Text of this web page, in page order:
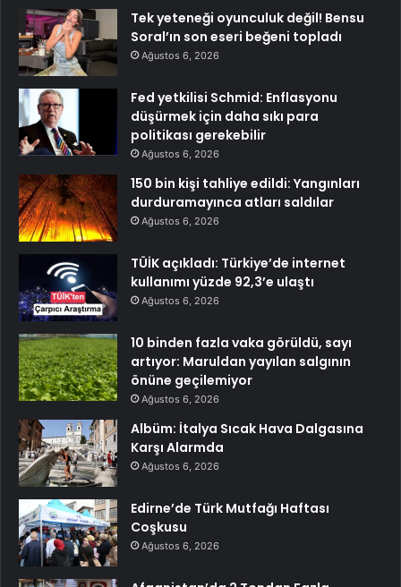
Tek yeteneği oyunculuk değil! Bensu
Soral’ın son eseri beğeni topladı
Ağustos 6, 2026
Fed yetkilisi Schmid: Enflasyonu
düşürmek için daha sıkı para
politikası gerekebilir
Ağustos 6, 2026
150 bin kişi tahliye edildi: Yangınları
durduramayınca atları saldılar
Ağustos 6, 2026
TÜİK açıkladı: Türkiye’de internet
kullanımı yüzde 92,3’e ulaştı
Ağustos 6, 2026
10 binden fazla vaka görüldü, sayı
artıyor: Maruldan yayılan salgının
önüne geçilemiyor
Ağustos 6, 2026
Albüm: İtalya Sıcak Hava Dalgasına
Karşı Alarmda
Ağustos 6, 2026
Edirne’de Türk Mutfağı Haftası
Coşkusu
Ağustos 6, 2026